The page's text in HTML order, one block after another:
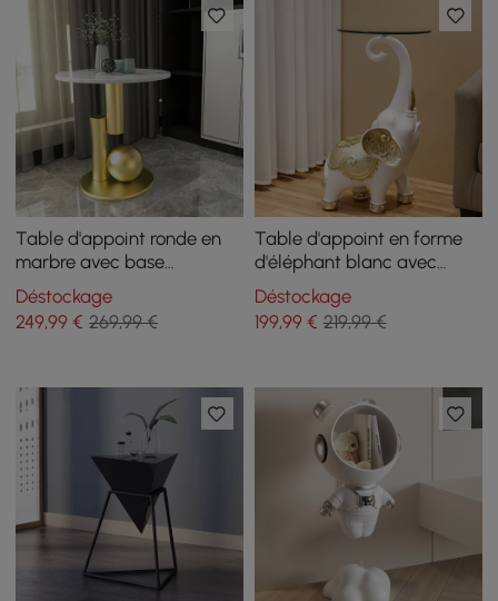
Table d'appoint ronde en
marbre avec base
abstraite en métal, table
d'appoint blanche moderne
Déstockage
249,99 € 269,99 €
Table d'appoint en forme
d'éléphant blanc avec
finition dorée, table
d'appoint moderne avec
plateau en verre
Déstockage
199,99€ 219,99 €